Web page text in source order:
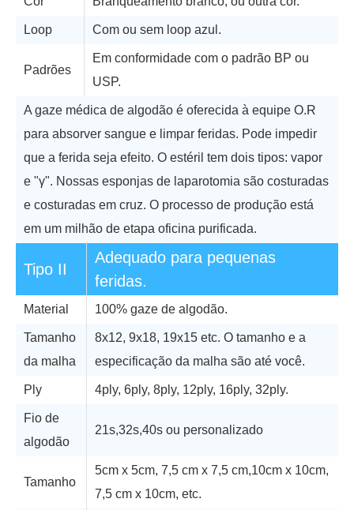
Loop Com ou sem loop azul.
Padrões
Em conformidade com o padrão BP ou
USP.
A gaze médica de algodão é oferecida à equipe O.R
para absorver sangue e limpar feridas. Pode impedir
que a ferida seja efeito. O estéril tem dois tipos: vapor
e "γ". Nossas esponjas de laparotomia são costuradas
e costuradas em cruz. O processo de produção está
em um milhão de etapa oficina purificada.
Tipo II
Adequado para pequenas
feridas.
Material 100% gaze de algodão.
Tamanho
da malha
8x12, 9x18, 19x15 etc. O tamanho e a
especificação da malha são até você.
Ply 4ply, 6ply, 8ply, 12ply, 16ply, 32ply.
Fio de
algodão
21s,32s,40s ou personalizado
Tamanho
5cm x 5cm, 7,5 cm x 7,5 cm,10cm x 10cm,
7,5 cm x 10cm, etc.